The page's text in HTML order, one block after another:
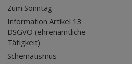
Zum Sonntag
Information Artikel 13
DSGVO (ehrenamtliche
Tätigkeit)
Schematismus